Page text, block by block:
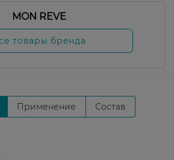
MON REVE
товары бренда
Применение Состав